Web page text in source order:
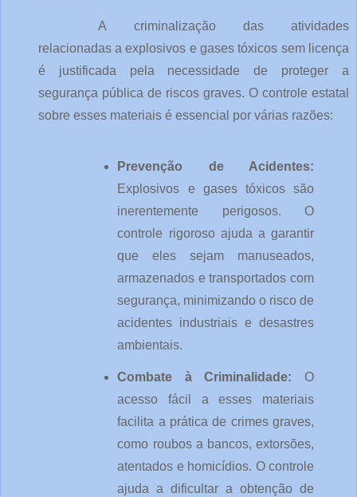
A criminalização das atividades
relacionadas a explosivos e gases tóxicos sem licença
é justificada pela necessidade de proteger a
segurança pública de riscos graves. O controle estatal
sobre esses materiais é essencial por várias razões:
Explosivos e gases tóxicos são
inerentemente perigosos. O
controle rigoroso ajuda a garantir
que eles sejam manuseados,
armazenados e transportados com
segurança, minimizando o risco de
acidentes industriais e desastres
ambientais.
Combate à Criminalidade: O
acesso fácil a esses materiais
facilita a prática de crimes graves,
como roubos a bancos, extorsões,
atentados e homicídios. O controle
ajuda a dificultar a obtenção de